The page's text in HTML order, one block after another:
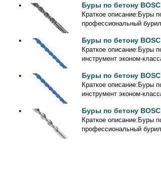
Буры по бетону
Краткое описание:Буры
профессиональный
Буры по бетону
Краткое описание:Буры
инструмент эконом-
Буры по бетону
Краткое описание:Буры
инструмент эконом-
Буры по бетону
Краткое описание:Буры
профессиональный